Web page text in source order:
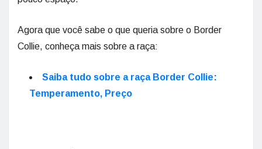
Agora que você sabe o que queria sobre o Border
Collie, conheça mais sobre a raça:
Saiba tudo sobre a raça Border Collie:
Temperamento, Preço